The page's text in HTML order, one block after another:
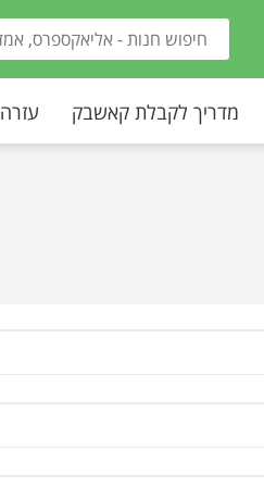
מדריך לקבלת קאשבק עזרה